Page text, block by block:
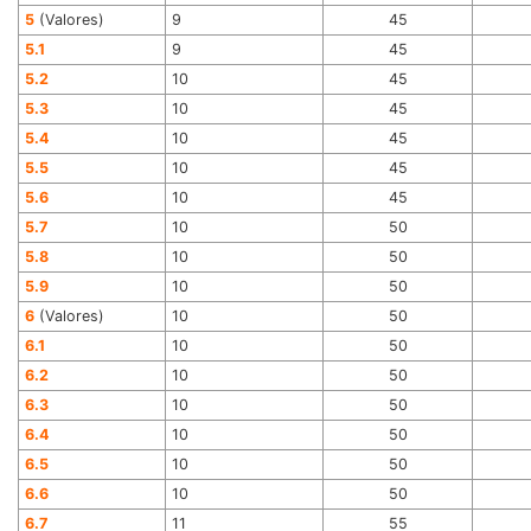
5 (Valores) 9
45
5.1
9
45
5.2
10
45
5.3
10
45
5.4
10
45
5.5
10
45
5.6
10
45
5.7
10
50
5.8
10
50
5.9
10
50
6 (Valores) 10
50
6.1
10
50
6.2
10
50
6.3
10
50
6.4
10
50
6.5
10
50
6.6
10
50
6.7
11
55